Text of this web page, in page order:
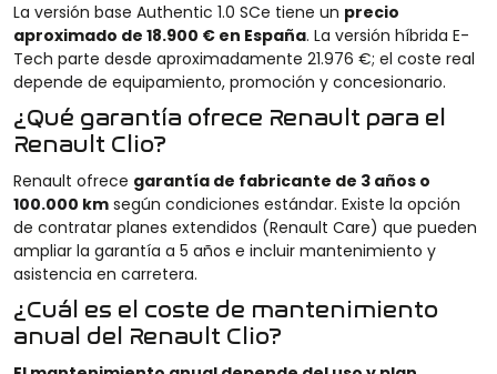
La versión base Authentic 1.0 SCe tiene un precio
aproximado de 18.900 € en España. La versión híbrida E-
Tech parte desde aproximadamente 21.976 €; el coste real
depende de equipamiento, promoción y concesionario.
¿Qué garantía ofrece Renault para el
Renault Clio?
Renault ofrece garantía de fabricante de 3 años o
100.000 km según condiciones estándar. Existe la opción
de contratar planes extendidos (Renault Care) que pueden
ampliar la garantía a 5 años e incluir mantenimiento y
asistencia en carretera.
¿Cuál es el coste de mantenimiento
anual del Renault Clio?